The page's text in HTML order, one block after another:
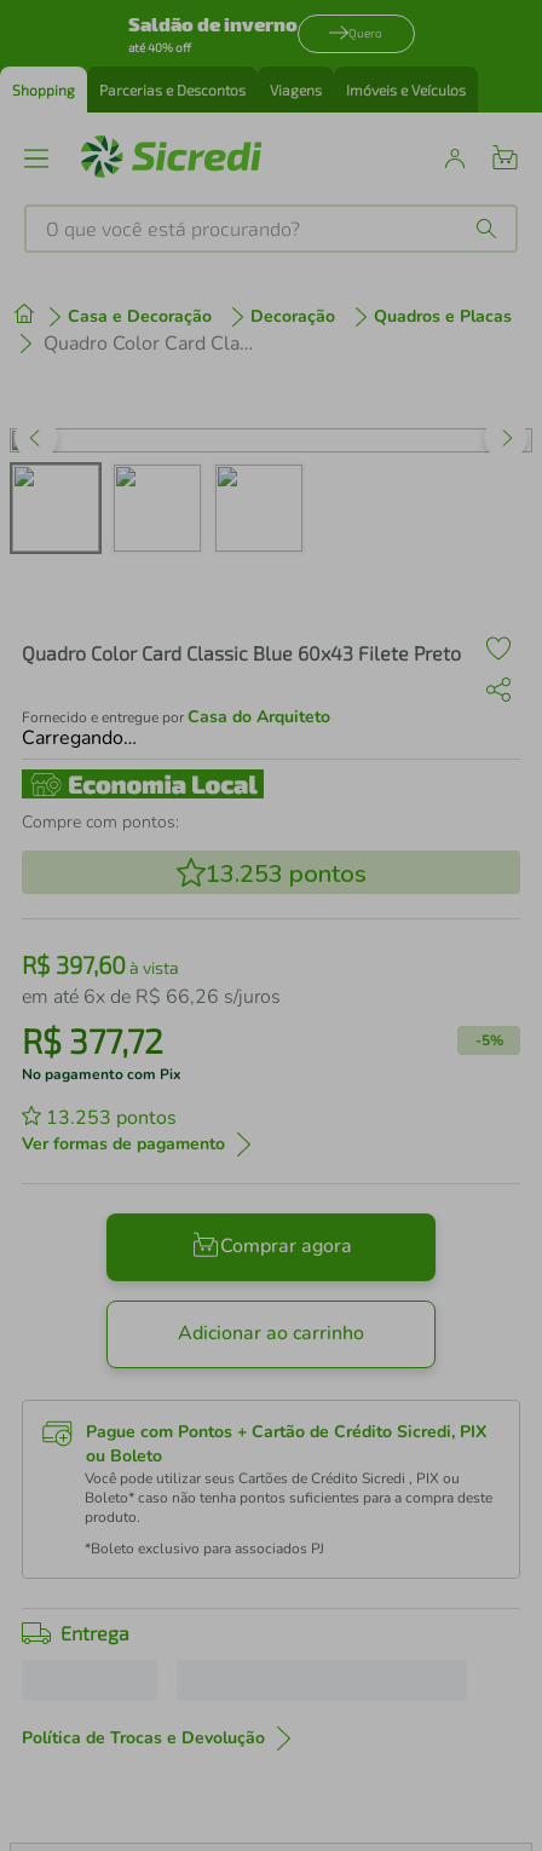
Saldão de inverno
até 40% off
Quero
Shopping Parcerias e Descontos Viagens Imóveis e Veículos
O que você está procurando?
Casa e Decoração Decoração Quadros e Placas
Quadro Color Card Classic Blue 60x43 Filete Preto
Quadro Color Card Classic Blue 60x43 Filete Preto
Fornecido e entregue porCasa do Arquiteto
Carregando…
Compre com pontos:
13.253 pontos
R$ 397,60à vista
em até 6x de R$ 66,26 s/juros
R$ 377,72 -5%
No pagamento com Pix
13.253 pontos
Ver formas de pagamento
Comprar agora
Adicionar ao carrinho
Pague com Pontos + Cartão de Crédito Sicredi, PIX
ou Boleto
Você pode utilizar seus Cartões de Crédito Sicredi , PIX ou
Boleto* caso não tenha pontos suficientes para a compra deste
produto.
*Boleto exclusivo para associados PJ
Entrega
Política de Trocas e Devolução
1º tenis
perfume